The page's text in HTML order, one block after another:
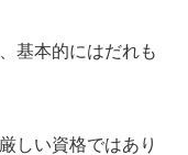
基本的にはだれも
しい資格ではあり